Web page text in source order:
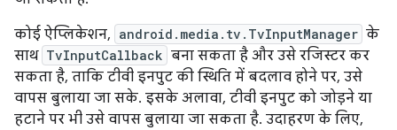
कोई ऐप्लिकेशन, android.media.tv.TvInputManager के
साथ TvInputCallback बना सकता है और उसे रजिस्टर कर
सकता है, ताकि टीवी इनपुट की स्थिति में बदलाव होने पर, उसे
वापस बुलाया जा सके. इसके अलावा, टीवी इनपुट को जोड़ने या
हटाने पर भी उसे वापस बुलाया जा सकता है. उदाहरण के लिए,